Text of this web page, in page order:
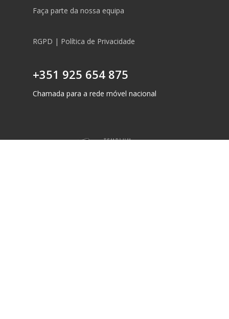
Faça parte da nossa equipa
RGPD | Política de Privacidade
+351 925 654 875
Chamada para a rede móvel nacional